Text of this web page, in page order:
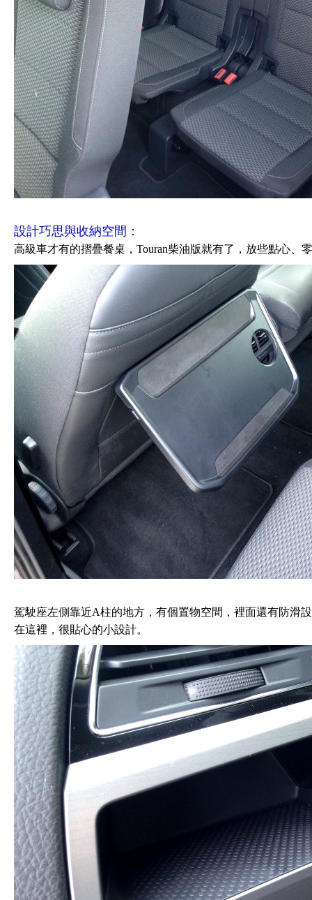
設計巧思與收納空間：
高級車才有的摺疊餐桌，Touran柴油版就有了，放些點心、
駕駛座左側靠近A柱的地方，有個置物空間，裡面還有防滑
在這裡，很貼心的小設計。